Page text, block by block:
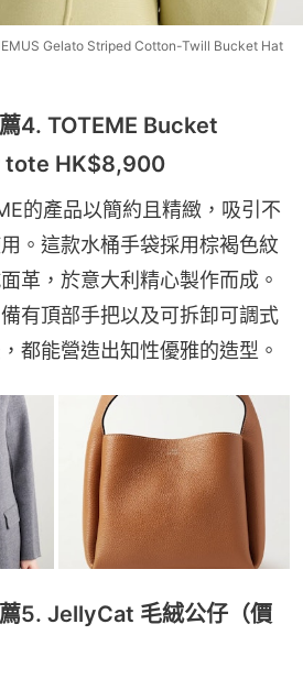
Gelato Striped Cotton-Twill Bucket Hat
4. TOTEME Bucket
HK$8,900
的產品以簡約且精緻，吸引不
。這款水桶手袋採用棕褐色紋
革，於意大利精心製作而成。
有頂部手把以及可拆卸可調式
都能營造出知性優雅的造型。
5. JellyCat 毛絨公仔（價